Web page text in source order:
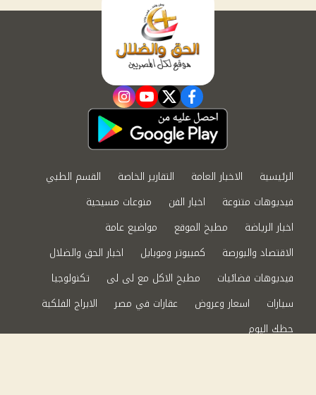
facebook
twitter
youtube
instagram
الرئيسية الاخبار العامة التقارير الخاصة
القسم الطبي
فيديوهات متنوعة
اخبار الفن
منوعات مسيحية
اخبار الرياضة
مطبخ الموقع
مواضيع عامة
الاقتصاد والبورصة
كمبيوتر وموبايل
اخبار الحق والضلال
فيديوهات فضائيات
مطبخ الاكل مع لى لى
تكنولوجيا
سيارات
اسعار وعروض عقارات في مصر
الابراج الفلكية
حظك اليوم